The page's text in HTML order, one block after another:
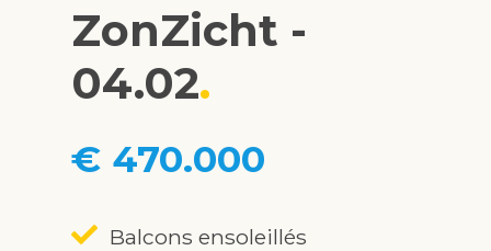
ZonZicht -
04.02
€ 470.000
Balcons ensoleillés